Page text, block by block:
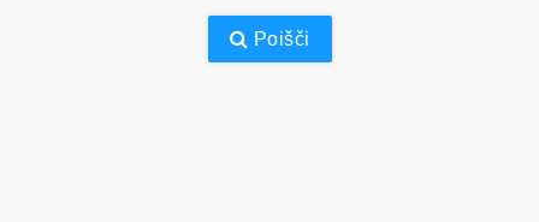
Poišči